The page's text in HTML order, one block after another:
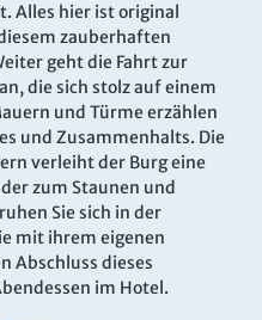
Alles hier ist original
zauberhaften
geht die Fahrt zur
die sich stolz auf einem
und Türme erzählen
und Zusammenhalts. Die
verleiht der Burg eine
zum Staunen und
Sie sich in der
mit ihrem eigenen
Abschluss dieses
im Hotel.